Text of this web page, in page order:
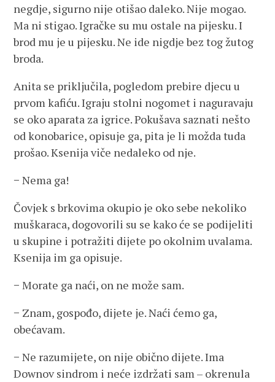
negdje, sigurno nije otišao daleko. Nije mogao.
Ma ni stigao. Igračke su mu ostale na pijesku. I
brod mu je u pijesku. Ne ide nigdje bez tog žutog
broda.
Anita se priključila, pogledom prebire djecu u
prvom kafiću. Igraju stolni nogomet i naguravaju
se oko aparata za igrice. Pokušava saznati nešto
od konobarice, opisuje ga, pita je li možda tuda
prošao. Ksenija viče nedaleko od nje.
− Nema ga!
Čovjek s brkovima okupio je oko sebe nekoliko
muškaraca, dogovorili su se kako će se podijeliti
u skupine i potražiti dijete po okolnim uvalama.
Ksenija im ga opisuje.
− Morate ga naći, on ne može sam.
− Znam, gospođo, dijete je. Naći ćemo ga,
obećavam.
− Ne razumijete, on nije obično dijete. Ima
Downov sindrom i neće izdržati sam – okrenula